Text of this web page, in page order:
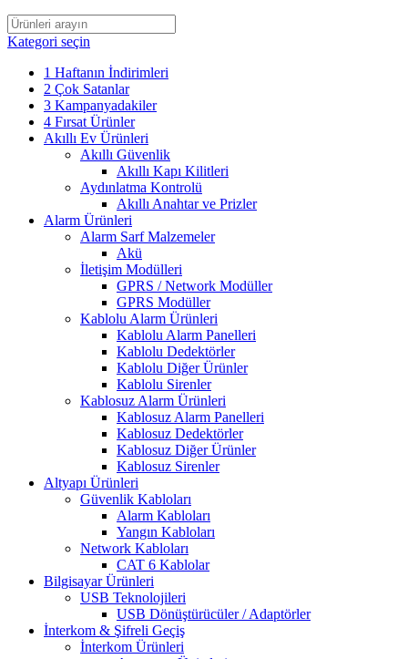
Kategori seçin
1 Haftanın İndirimleri
2 Çok Satanlar
3 Kampanyadakiler
4 Fırsat Ürünler
Akıllı Ev Ürünleri
Akıllı Güvenlik
Akıllı Kapı Kilitleri
Aydınlatma Kontrolü
Akıllı Anahtar ve Prizler
Alarm Ürünleri
Alarm Sarf Malzemeler
Akü
İletişim Modülleri
GPRS / Network Modüller
GPRS Modüller
Kablolu Alarm Ürünleri
Kablolu Alarm Panelleri
Kablolu Dedektörler
Kablolu Diğer Ürünler
Kablolu Sirenler
Kablosuz Alarm Ürünleri
Kablosuz Alarm Panelleri
Kablosuz Dedektörler
Kablosuz Diğer Ürünler
Kablosuz Sirenler
Altyapı Ürünleri
Güvenlik Kabloları
Alarm Kabloları
Yangın Kabloları
Network Kabloları
CAT 6 Kablolar
Bilgisayar Ürünleri
USB Teknolojileri
USB Dönüştürücüler / Adaptörler
İnterkom & Şifreli Geçiş
İnterkom Ürünleri